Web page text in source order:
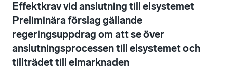
Effektkrav vid anslutning till elsystemet
Preliminära förslag gällande
regeringsuppdrag om att se över
anslutningsprocessen till elsystemet och
tillträdet till elmarknaden